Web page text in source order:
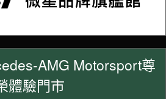
AMG Motorsport尊
體驗門市